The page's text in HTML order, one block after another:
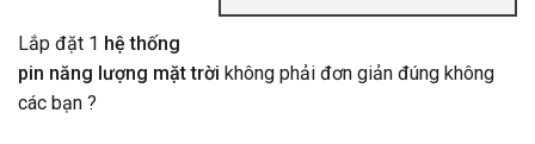
Lắp đặt 1 hệ thống
pin năng lượng mặt trời không phải đơn giản đúng không
các bạn ?